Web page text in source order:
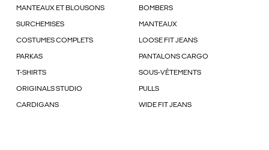
MANTEAUX ET BLOUSONS BOMBERS
SURCHEMISES MANTEAUX
COSTUMES COMPLETS LOOSE FIT JEANS
PARKAS PANTALONS CARGO
T-SHIRTS SOUS-VÊTEMENTS
ORIGINALS STUDIO PULLS
CARDIGANS WIDE FIT JEANS